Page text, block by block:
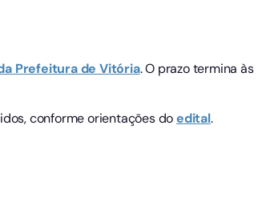
Prefeitura de Vitória. O prazo termina às
conforme orientações doedital.